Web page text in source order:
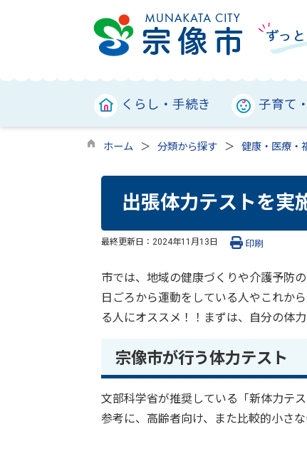
くらし・手続き 子育て
ホーム 分類から探す 健康・医療・
出張体力テストを実
最終更新日： 2024年11月13日 印刷
市では、地域の健康づくりや介護予防
日ごろから運動をしている人やこれか
る人にオススメ！！まずは、自分の体
宗像市が行う体力テスト
文部科学省が推奨している「新体力テ
参考に、高齢者向け、また比較的小さ